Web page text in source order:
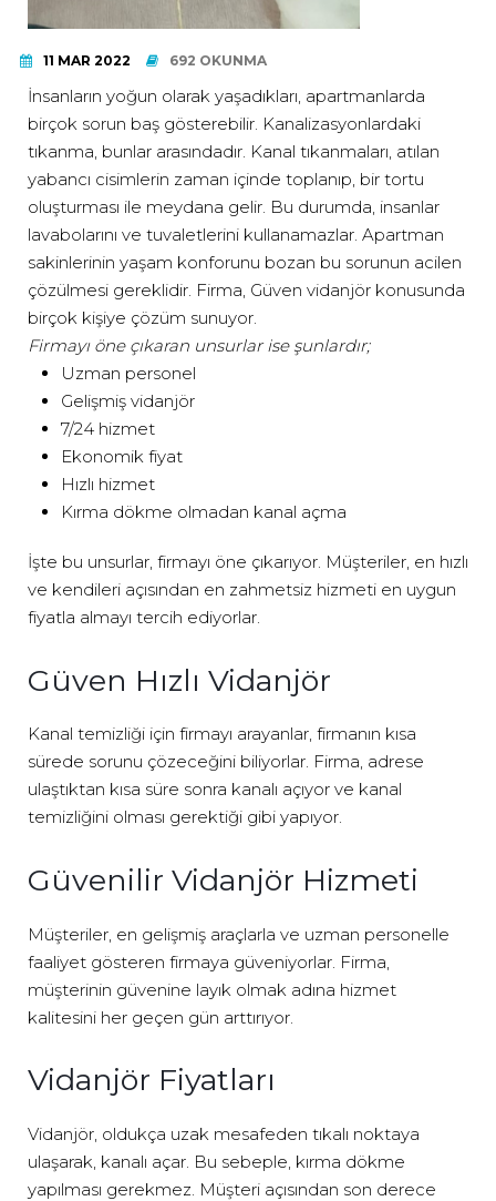
11 MAR 2022 692 OKUNMA
İnsanların yoğun olarak yaşadıkları, apartmanlarda
birçok sorun baş gösterebilir. Kanalizasyonlardaki
tıkanma, bunlar arasındadır. Kanal tıkanmaları, atılan
yabancı cisimlerin zaman içinde toplanıp, bir tortu
oluşturması ile meydana gelir. Bu durumda, insanlar
lavabolarını ve tuvaletlerini kullanamazlar. Apartman
sakinlerinin yaşam konforunu bozan bu sorunun acilen
çözülmesi gereklidir. Firma, Güven vidanjör konusunda
birçok kişiye çözüm sunuyor.
Firmayı öne çıkaran unsurlar ise şunlardır;
Uzman personel
Gelişmiş vidanjör
7/24 hizmet
Ekonomik fiyat
Hızlı hizmet
Kırma dökme olmadan kanal açma
İşte bu unsurlar, firmayı öne çıkarıyor. Müşteriler, en hızlı
ve kendileri açısından en zahmetsiz hizmeti en uygun
fiyatla almayı tercih ediyorlar.
Güven Hızlı Vidanjör
Kanal temizliği için firmayı arayanlar, firmanın kısa
sürede sorunu çözeceğini biliyorlar. Firma, adrese
ulaştıktan kısa süre sonra kanalı açıyor ve kanal
temizliğini olması gerektiği gibi yapıyor.
Güvenilir Vidanjör Hizmeti
Müşteriler, en gelişmiş araçlarla ve uzman personelle
faaliyet gösteren firmaya güveniyorlar. Firma,
müşterinin güvenine layık olmak adına hizmet
kalitesini her geçen gün arttırıyor.
Vidanjör Fiyatları
Vidanjör, oldukça uzak mesafeden tıkalı noktaya
ulaşarak, kanalı açar. Bu sebeple, kırma dökme
yapılması gerekmez. Müşteri açısından son derece